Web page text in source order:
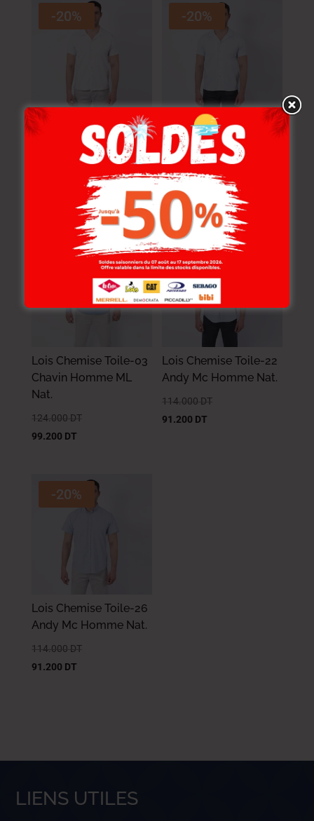
-20%
Lois Chemise Toile-01
Arvin Mc Homme Nat.
-20%
Lois Chemise Toile-03
Arvin Mc Homme Nat.
114.000
91.200
-20%
Lois Chemise Toile-03
Chavin Homme ML
Nat.
124.000 DT
99.200 DT
-20%
Lois Chemise Toile-22
Andy Mc Homme Nat.
114.000 DT
91.200 DT
-20%
Lois Chemise Toile-26
Andy Mc Homme Nat.
114.000 DT
91.200 DT
LIENS UTILES